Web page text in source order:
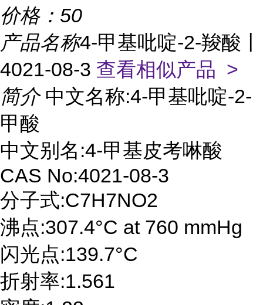
价格： 50
产品名称4-甲基吡啶-2-羧酸丨
4021-08-3 查看相似产品 >
简介 中文名称:4-甲基吡啶-2-
甲酸
中文别名:4-甲基皮考啉酸
CAS No:4021-08-3
分子式:C7H7NO2
沸点:307.4°C at 760 mmHg
闪光点:139.7°C
折射率:1.561